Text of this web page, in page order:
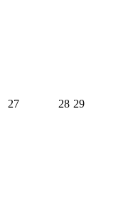
27 28 29